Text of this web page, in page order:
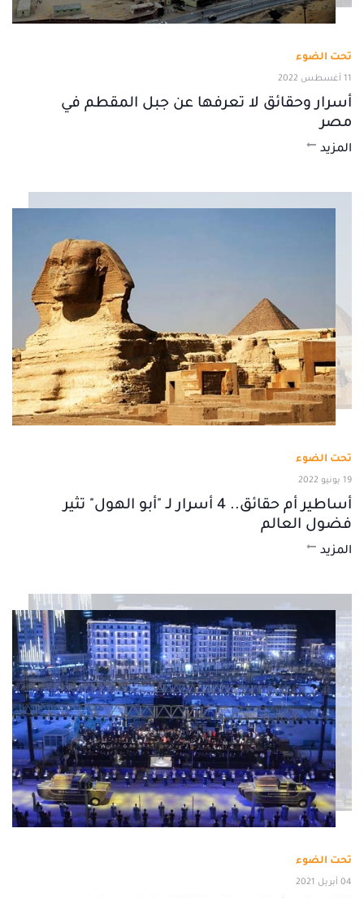
تحت الضوء
11 أغسطس 2022
أسرار وحقائق لا تعرفها عن جبل المقطم في
مصر
المزيد
تحت الضوء
19 يونيو 2022
أساطير أم حقائق.. 4 أسرار لـ "أبو الهول" تثير
فضول العالم
المزيد
تحت الضوء
04 أبريل 2021